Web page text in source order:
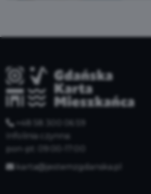
+48 58 300 06 59
Infolinia czynna:
pon-pt: 09:00-17:00
karta@jestemzgdanska.pl